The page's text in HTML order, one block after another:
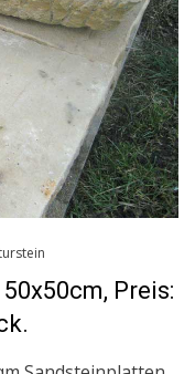
Preis: